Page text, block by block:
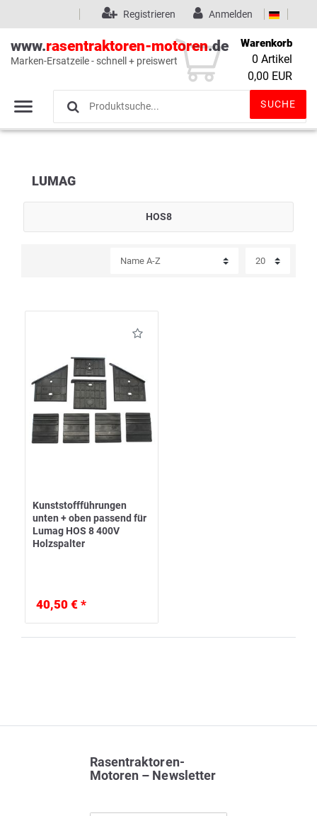
Wunschliste (0)
Anmelden
Registrieren
www.rasentraktoren-motoren.de
Marken-Ersatzeile - schnell + preiswert
SUCHE
Warenkorb
0 Artikel
0,00 EUR
LUMAG
HOS8
Kunststoffführungen
unten + oben passend für
Lumag HOS 8 400V
Holzspalter
40,50 € *
Rasentraktoren-
Motoren – Newsletter